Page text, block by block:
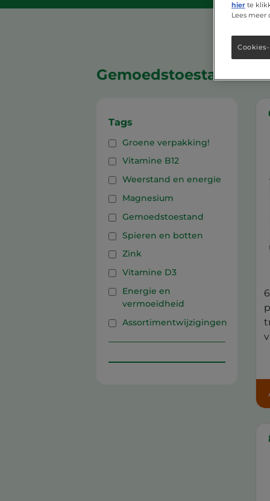
Gemoedstoestand
Tags
Groene verpakking!
Vitamine B12
Weerstand en energie
Magnesium
Gemoedstoestand
Spieren en botten
Zink
Vitamine D3
Energie en
vermoeidheid
Assortimentwijzigingen
hier te
Lees meer